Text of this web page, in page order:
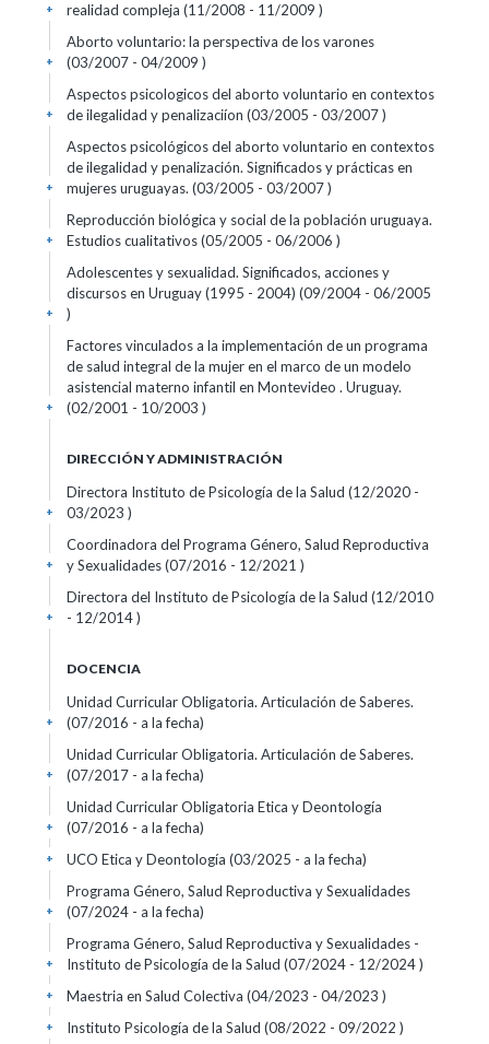
realidad compleja (11/2008 - 11/2009 )
+
Aborto voluntario: la perspectiva de los varones
(03/2007 - 04/2009 )
+
Aspectos psicologicos del aborto voluntario en contextos
de ilegalidad y penalizaciíon (03/2005 - 03/2007 )
+
Aspectos psicológicos del aborto voluntario en contextos
de ilegalidad y penalización. Significados y prácticas en
mujeres uruguayas. (03/2005 - 03/2007 )
+
Reproducción biológica y social de la población uruguaya.
Estudios cualitativos (05/2005 - 06/2006 )
+
Adolescentes y sexualidad. Significados, acciones y
discursos en Uruguay (1995 - 2004) (09/2004 - 06/2005
)
+
Factores vinculados a la implementación de un programa
de salud integral de la mujer en el marco de un modelo
asistencial materno infantil en Montevideo . Uruguay.
(02/2001 - 10/2003 )
+
DIRECCIÓN Y ADMINISTRACIÓN
Directora Instituto de Psicología de la Salud (12/2020 -
03/2023 )
+
Coordinadora del Programa Género, Salud Reproductiva
y Sexualidades (07/2016 - 12/2021 )
+
Directora del Instituto de Psicología de la Salud (12/2010
- 12/2014 )
+
DOCENCIA
Unidad Curricular Obligatoria. Articulación de Saberes.
(07/2016 - a la fecha)
+
Unidad Curricular Obligatoria. Articulación de Saberes.
(07/2017 - a la fecha)
+
Unidad Curricular Obligatoria Etica y Deontología
(07/2016 - a la fecha)
+
UCO Etica y Deontología (03/2025 - a la fecha)
+
Programa Género, Salud Reproductiva y Sexualidades
(07/2024 - a la fecha)
+
Programa Género, Salud Reproductiva y Sexualidades -
Instituto de Psicología de la Salud (07/2024 - 12/2024 )
+
Maestria en Salud Colectiva (04/2023 - 04/2023 )
+
Instituto Psicología de la Salud (08/2022 - 09/2022 )
+